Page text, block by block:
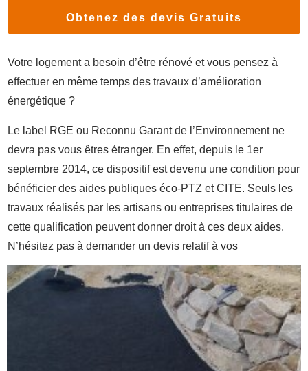
Obtenez des devis Gratuits
Votre logement a besoin d’être rénové et vous pensez à
effectuer en même temps des travaux d’amélioration
énergétique ?
Le label RGE ou Reconnu Garant de l’Environnement ne
devra pas vous êtres étranger. En effet, depuis le 1er
septembre 2014, ce dispositif est devenu une condition pour
bénéficier des aides publiques éco-PTZ et CITE. Seuls les
travaux réalisés par les artisans ou entreprises titulaires de
cette qualification peuvent donner droit à ces deux aides.
N’hésitez pas à demander un devis relatif à vos